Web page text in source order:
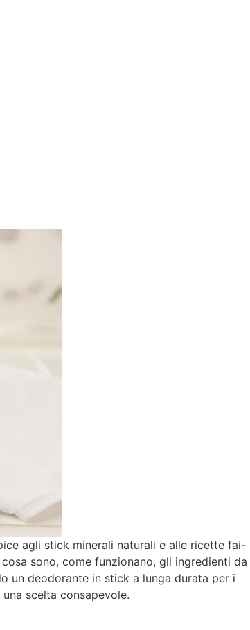
agli stick minerali naturali e alle ricette fai-
sono, come funzionano, gli ingredienti da
un deodorante in stick a lunga durata per i
scelta consapevole.